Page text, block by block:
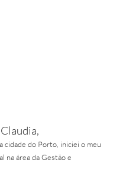
cidade do Porto, iniciei o meu
na área da Gestão e